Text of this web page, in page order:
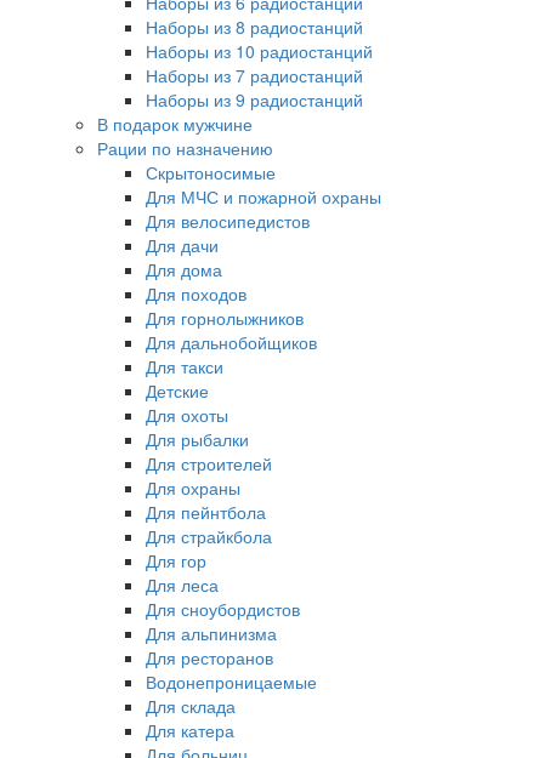
Наборы из 8 радиостанций
Наборы из 10 радиостанций
Наборы из 7 радиостанций
Наборы из 9 радиостанций
В подарок мужчине
Рации по назначению
Скрытоносимые
Для МЧС и пожарной охраны
Для велосипедистов
Для дачи
Для дома
Для походов
Для горнолыжников
Для дальнобойщиков
Для такси
Детские
Для охоты
Для рыбалки
Для строителей
Для охраны
Для пейнтбола
Для страйкбола
Для гор
Для леса
Для сноубордистов
Для альпинизма
Для ресторанов
Водонепроницаемые
Для склада
Для катера